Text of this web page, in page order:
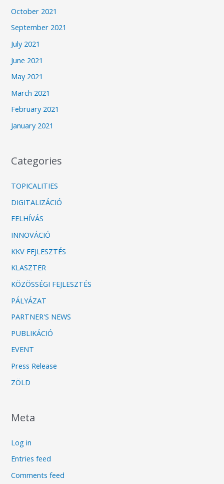
October 2021
September 2021
July 2021
June 2021
May 2021
March 2021
February 2021
January 2021
Categories
TOPICALITIES
DIGITALIZÁCIÓ
FELHÍVÁS
INNOVÁCIÓ
KKV FEJLESZTÉS
KLASZTER
KÖZÖSSÉGI FEJLESZTÉS
PÁLYÁZAT
PARTNER'S NEWS
PUBLIKÁCIÓ
EVENT
Press Release
ZÖLD
Meta
Log in
Entries feed
Comments feed